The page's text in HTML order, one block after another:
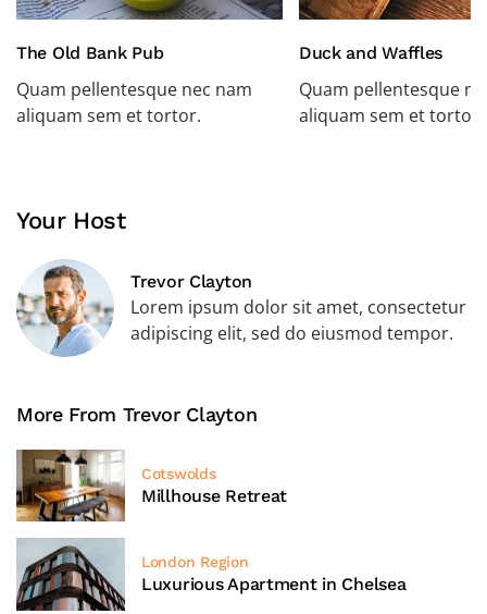
The Old Bank Pub
Quam pellentesque nec nam
aliquam sem et tortor.
Duck and Waffles
Quam pellentesque
aliquam sem et tortor.
Your Host
Trevor Clayton
Lorem ipsum dolor sit amet, consectetur
adipiscing elit, sed do eiusmod tempor.
More From Trevor Clayton
Cotswolds
Millhouse Retreat
London Region
Luxurious Apartment in Chelsea